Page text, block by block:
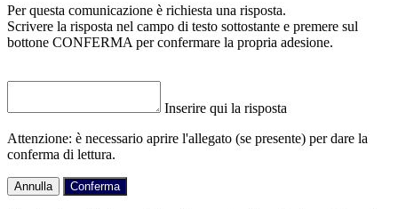
Per questa comunicazione è richiesta una risposta.
Scrivere la risposta nel campo di testo sottostante e premere sul
bottone CONFERMA per confermare la propria adesione.
Inserire qui la risposta
Attenzione: è necessario aprire l'allegato (se presente) per dare la
conferma di lettura.
Annulla Conferma